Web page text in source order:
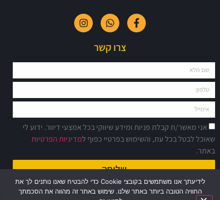
צרו קשר
אני מאשר/ת קבלת פניות ומידע שיווקי בכל אמצעי דיוור. ידוע לי
שאוכל לבטל בכל עת, והשימוש בפרטיי כפוף למדיניות הפרטיות
באתר.
שליחה
לידיעתך אנו משתמשים בקובצי Cookie כדי להבטיח שאנו נותנים לך את
החוויה הטובה ביותר באתר שלנו. שימוש באתר זה מהווה את הסכמתך